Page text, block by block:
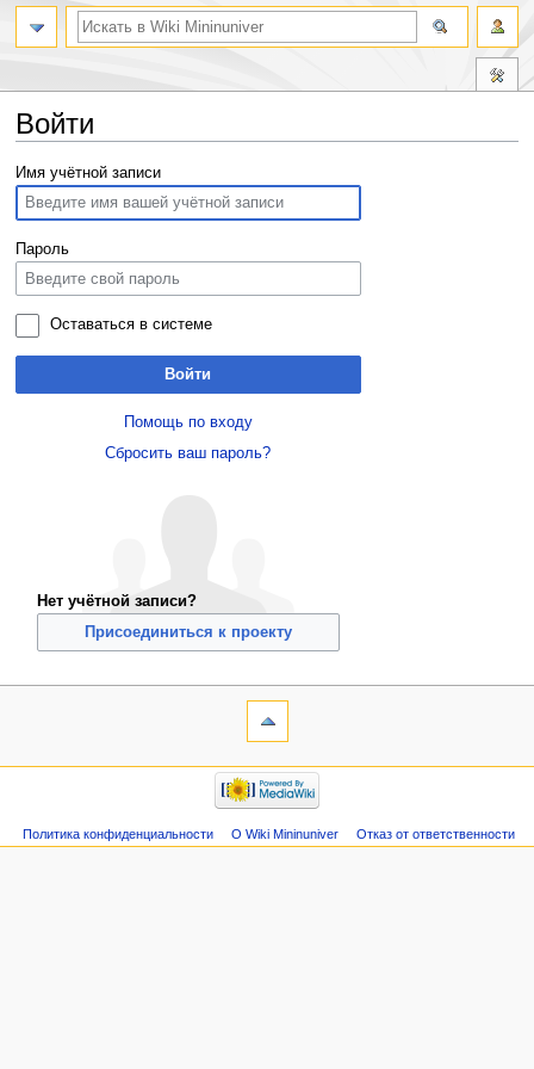
Войти
Перейти
навигации
Перейти
поиску
Имя учётной записи
Пароль
Оставаться в системе
Войти
Помощь по входу
Сбросить ваш пароль?
Нет учётной записи?
Присоединиться к проекту
Политика конфиденциальности О Wiki Mininuniver Отказ от ответственности